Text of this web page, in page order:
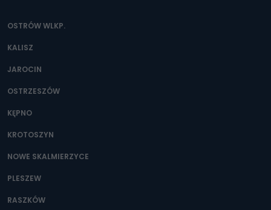
OSTRÓW WLKP.
KALISZ
JAROCIN
OSTRZESZÓW
KĘPNO
KROTOSZYN
NOWE SKALMIERZYCE
PLESZEW
RASZKÓW